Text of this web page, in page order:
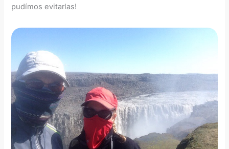
pudímos evitarlas!